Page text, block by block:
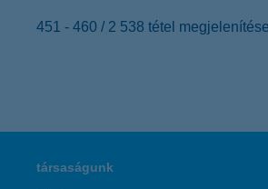
451 - 460 / 2 538 tétel
társaságunk